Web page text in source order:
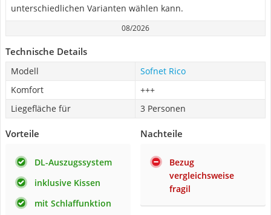
unterschiedlichen Varianten wählen kann.
08/2026
Technische Details
Modell
Sofnet Rico
Komfort
+++
Liegefläche für
3 Personen
Vorteile
DL-Auszugssystem
inklusive Kissen
mit Schlaffunktion
Nachteile
Bezug
vergleichsweise
fragil